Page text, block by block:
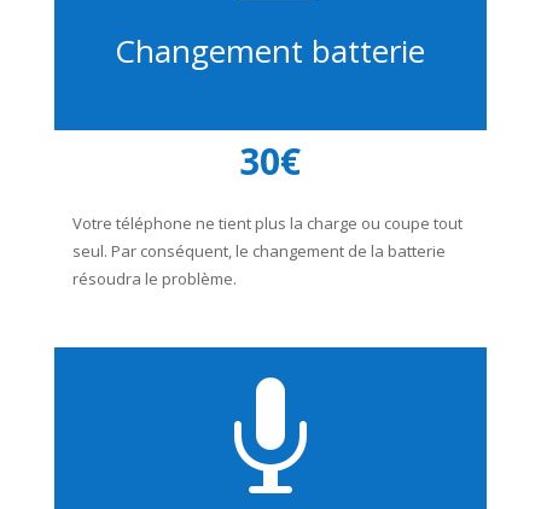
Changement batterie
30€
Votre téléphone ne tient plus la charge ou coupe tout
seul. Par conséquent, le changement de la batterie
résoudra le problème.
